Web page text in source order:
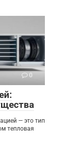
0
— это тип
тепловая